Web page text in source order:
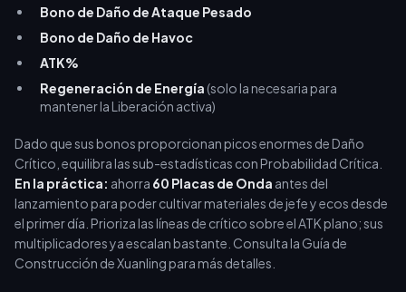
Bono de Daño de Ataque Pesado
Bono de Daño de Havoc
ATK%
Regeneración de Energía (solo la necesaria para
mantener la Liberación activa)
Dado que sus bonos proporcionan picos enormes de Daño
Crítico, equilibra las sub-estadísticas con Probabilidad Crítica.
En la práctica: ahorra 60 Placas de Onda antes del
lanzamiento para poder cultivar materiales de jefe y ecos desde
el primer día. Prioriza las líneas de crítico sobre el ATK plano; sus
multiplicadores ya escalan bastante. Consulta la Guía de
Construcción de Xuanling para más detalles.